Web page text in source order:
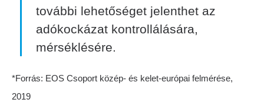
további lehetőséget jelenthet az
adókockázat kontrollálására,
mérséklésére.
*Forrás: EOS Csoport közép- és kelet-európai felmérése,
2019